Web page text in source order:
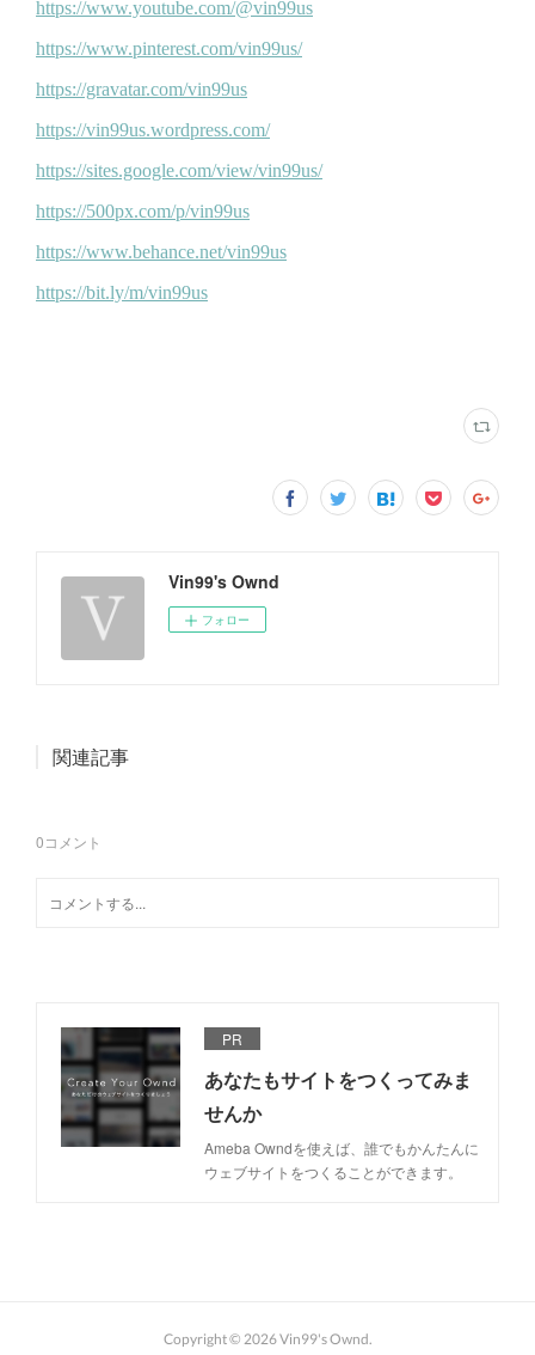
Vin99's Ownd
フォロー
関連記事
0コメント
PR
あなたもサイトをつくってみま
せんか
Ameba Owndを使えば、誰でもかんたんに
ウェブサイトをつくることができます。
Copyright © 2026Vin99's Ownd.